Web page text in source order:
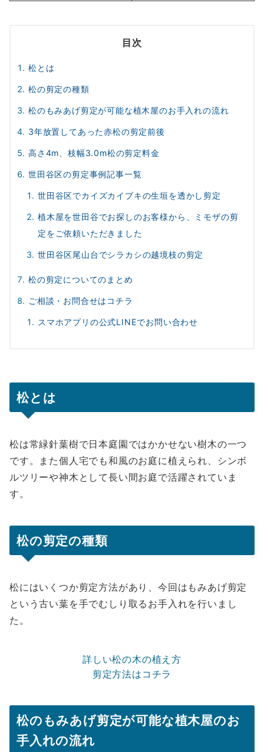
目次
松とは
松の剪定の種類
松のもみあげ剪定が可能な植木屋のお手入れの流れ
3年放置してあった赤松の剪定前後
高さ4m、枝幅3.0m松の剪定料金
世田谷区の剪定事例記事一覧
世田谷区でカイズカイブキの生垣を透かし剪定
植木屋を世田谷でお探しのお客様から、ミモザの剪
定をご依頼いただきました
世田谷区尾山台でシラカシの越境枝の剪定
松の剪定についてのまとめ
ご相談・お問合せはコチラ
スマホアプリの公式LINEでお問い合わせ
松とは
松は常緑針葉樹で日本庭園ではかかせない樹木の一つ
です。また個人宅でも和風のお庭に植えられ、シンボ
ルツリーや神木として長い間お庭で活躍されていま
す。
松の剪定の種類
松にはいくつか剪定方法があり、今回はもみあげ剪定
という古い葉を手でむしり取るお手入れを行いまし
た。
詳しい松の木の植え方
剪定方法はコチラ
松のもみあげ剪定が可能な植木屋のお
手入れの流れ